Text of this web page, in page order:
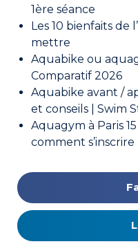
1ère séance
Les 10 bienfaits de
mettre
Aquabike ou
Comparatif 2026
Aquabike avant /
et conseils | Swim
Aquagym à Paris
comment s’inscrire